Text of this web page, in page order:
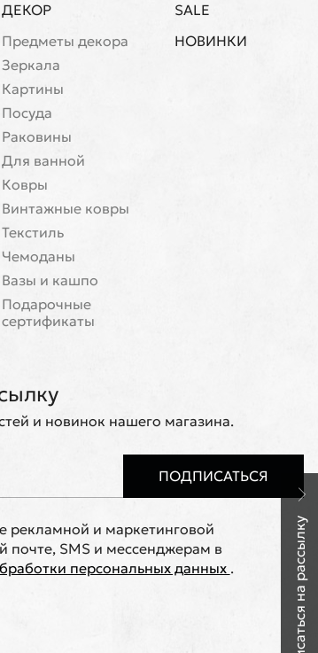
ДЕКОР
Предметы декора
Зеркала
Картины
Посуда
Раковины
Для ванной
Ковры
Винтажные ковры
Текстиль
Чемоданы
Вазы и кашпо
Подарочные
сертификаты
SALE
НОВИНКИ
и новинок нашего магазина.
ПОДПИСАТЬСЯ
рекламной и маркетинговой
SMS и мессенджерам в
персональных данных . Подписаться на рассылку